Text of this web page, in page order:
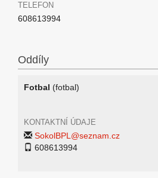
TELEFON
608613994
Oddíly
Fotbal (fotbal)
KONTAKTNÍ ÚDAJE
SokolBPL@seznam.cz
608613994